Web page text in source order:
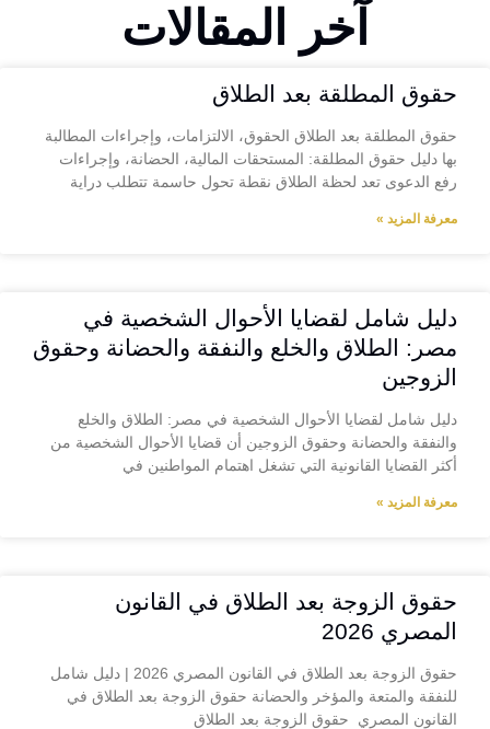
آخر المقالات
حقوق المطلقة بعد الطلاق
حقوق المطلقة بعد الطلاق الحقوق، الالتزامات، وإجراءات المطالبة
بها دليل حقوق المطلقة: المستحقات المالية، الحضانة، وإجراءات
رفع الدعوى تعد لحظة الطلاق نقطة تحول حاسمة تتطلب دراية
معرفة المزيد »
دليل شامل لقضايا الأحوال الشخصية في
مصر: الطلاق والخلع والنفقة والحضانة وحقوق
الزوجين
دليل شامل لقضايا الأحوال الشخصية في مصر: الطلاق والخلع
والنفقة والحضانة وحقوق الزوجين أن قضايا الأحوال الشخصية من
أكثر القضايا القانونية التي تشغل اهتمام المواطنين في
معرفة المزيد »
حقوق الزوجة بعد الطلاق في القانون
المصري 2026
حقوق الزوجة بعد الطلاق في القانون المصري 2026 | دليل شامل
للنفقة والمتعة والمؤخر والحضانة حقوق الزوجة بعد الطلاق في
القانون المصري حقوق الزوجة بعد الطلاق